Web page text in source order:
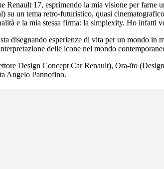
Renault 17, esprimendo la mia visione per farne
su un tema retro-futuristico, quasi
e la mia stessa firma: la simplexity. Ho infatti
disegnando esperienze di vita per un mondo
delle icone nel mondo
Design Concept Car Renault), Ora-ïto
Angelo Pannofino.